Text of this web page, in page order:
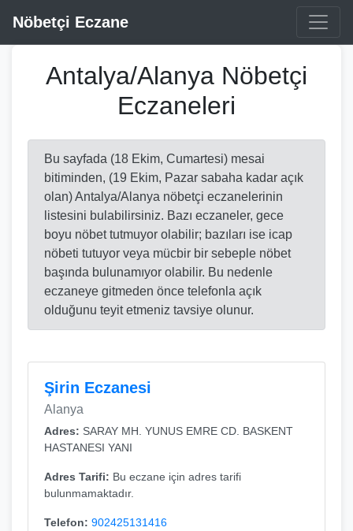
Nöbetçi Eczane
Antalya/Alanya Nöbetçi
Eczaneleri
Bu sayfada (18 Ekim, Cumartesi) mesai
bitiminden, (19 Ekim, Pazar sabaha kadar açık
olan) Antalya/Alanya nöbetçi eczanelerinin
listesini bulabilirsiniz. Bazı eczaneler, gece
boyu nöbet tutmuyor olabilir; bazıları ise icap
nöbeti tutuyor veya mücbir bir sebeple nöbet
başında bulunamıyor olabilir. Bu nedenle
eczaneye gitmeden önce telefonla açık
olduğunu teyit etmeniz tavsiye olunur.
Şirin Eczanesi
Alanya
Adres: SARAY MH. YUNUS EMRE CD. BASKENT
HASTANESI YANI
Adres Tarifi: Bu eczane için adres tarifi
bulunmamaktadır.
Telefon: 902425131416